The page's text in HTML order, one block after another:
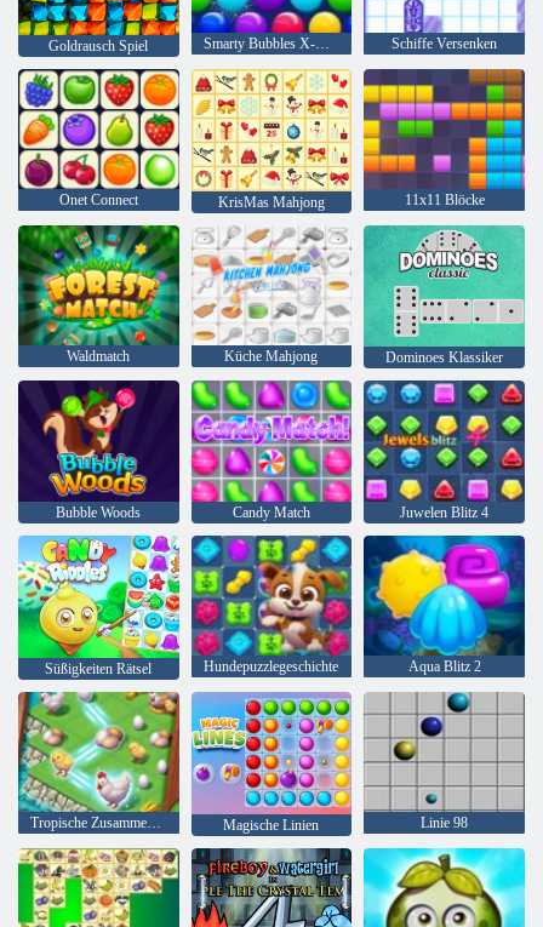
Goldrausch Spiel Smarty Bubbles X-Mas Schiffe Versenken
Onet Connect KrisMas Mahjong 11x11 Blöcke
Waldmatch Küche Mahjong Dominoes Klassiker
Bubble Woods Candy Match Juwelen Blitz 4
Süßigkeiten Rätsel Hundepuzzlegeschichte Aqua Blitz 2
Tropische Zusammenführung Magische Linien Linie 98